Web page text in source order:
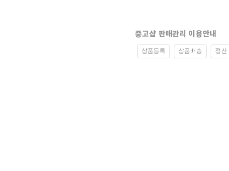
중고샵 판매관리 이용안내
상품등록 상품배송 정산